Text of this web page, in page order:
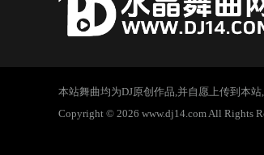
本站舞曲均为DJ原创作品,并自愿上传到本
Copyright © 2026 www.dj14.com All Rights